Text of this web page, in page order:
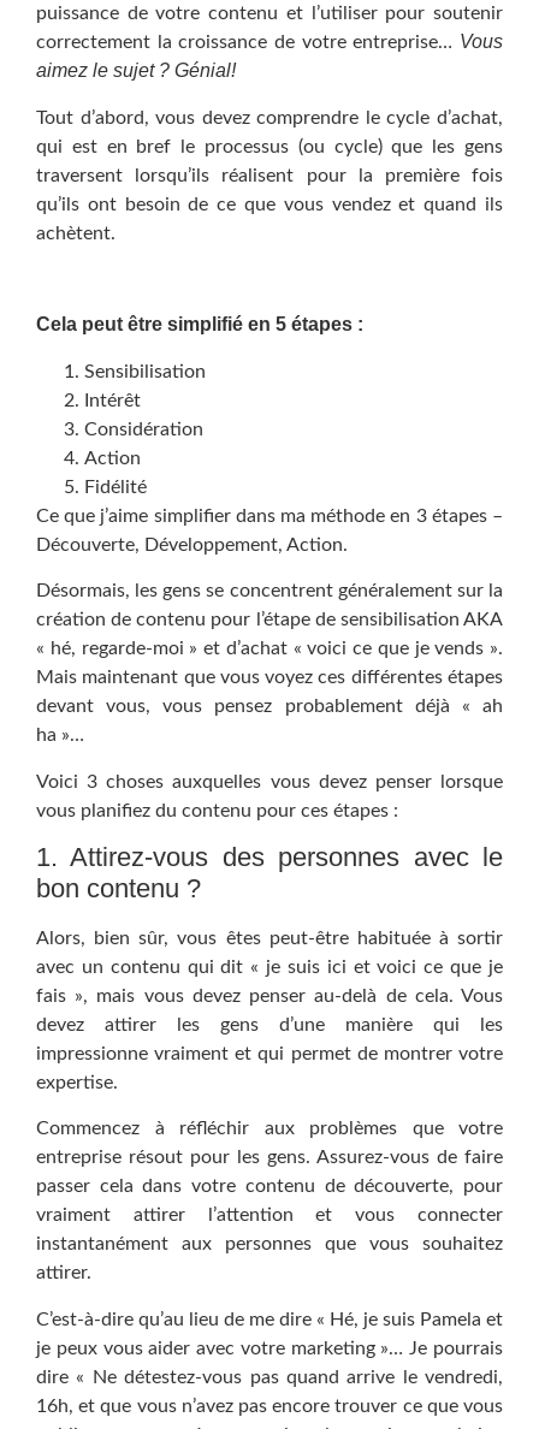
puissance de votre contenu et l’utiliser pour soutenir
correctement la croissance de votre entreprise… Vous
aimez le sujet ? Génial!
Tout d’abord, vous devez comprendre le cycle d’achat,
qui est en bref le processus (ou cycle) que les gens
traversent lorsqu’ils réalisent pour la première fois
qu’ils ont besoin de ce que vous vendez et quand ils
achètent.
Cela peut être simplifié en 5 étapes :
Sensibilisation
Intérêt
Considération
Action
Fidélité
Ce que j’aime simplifier dans ma méthode en 3 étapes –
Découverte, Développement, Action.
Désormais, les gens se concentrent généralement sur la
création de contenu pour l’étape de sensibilisation AKA
« hé, regarde-moi » et d’achat « voici ce que je vends ».
Mais maintenant que vous voyez ces différentes étapes
devant vous, vous pensez probablement déjà « ah
ha »…
Voici 3 choses auxquelles vous devez penser lorsque
vous planifiez du contenu pour ces étapes :
1. Attirez-vous des personnes avec le
bon contenu ?
Alors, bien sûr, vous êtes peut-être habituée à sortir
avec un contenu qui dit « je suis ici et voici ce que je
fais », mais vous devez penser au-delà de cela. Vous
devez attirer les gens d’une manière qui les
impressionne vraiment et qui permet de montrer votre
expertise.
Commencez à réfléchir aux problèmes que votre
entreprise résout pour les gens. Assurez-vous de faire
passer cela dans votre contenu de découverte, pour
vraiment attirer l’attention et vous connecter
instantanément aux personnes que vous souhaitez
attirer.
C’est-à-dire qu’au lieu de me dire « Hé, je suis Pamela et
je peux vous aider avec votre marketing »… Je pourrais
dire « Ne détestez-vous pas quand arrive le vendredi,
16h, et que vous n’avez pas encore trouver ce que vous